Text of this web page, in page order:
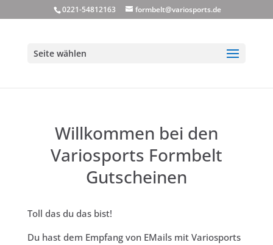
0221-54812163 formbelt@variosports.de
Seite wählen
Willkommen bei den
Variosports Formbelt
Gutscheinen
Toll das du das bist!
Du hast dem Empfang von EMails mit Variosports